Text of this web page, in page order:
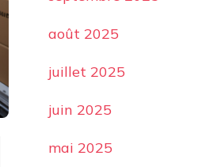
août 2025
juillet 2025
juin 2025
mai 2025